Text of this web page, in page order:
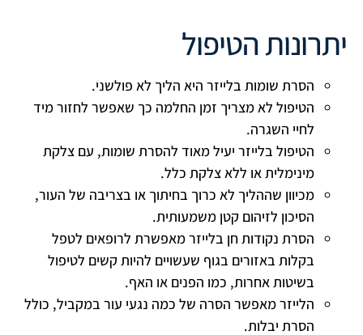
יתרונות הטיפול
הסרת שומות בלייזר היא הליך לא פולשני.
הטיפול לא מצריך זמן החלמה כך שאפשר לחזור מיד
לחיי השגרה.
הטיפול בלייזר יעיל מאוד להסרת שומות, עם צלקת
מינימלית או ללא צלקת כלל.
מכיוון שההליך לא כרוך בחיתוך או בצריבה של העור,
הסיכון לזיהום קטן משמעותית.
הסרת נקודות חן בלייזר מאפשרת לרופאים לטפל
בקלות באזורים בגוף שעשויים להיות קשים לטיפול
בשיטות אחרות, כמו הפנים או האף.
הלייזר מאפשר הסרה של כמה נגעי עור במקביל, כולל
הסרת יבלות.